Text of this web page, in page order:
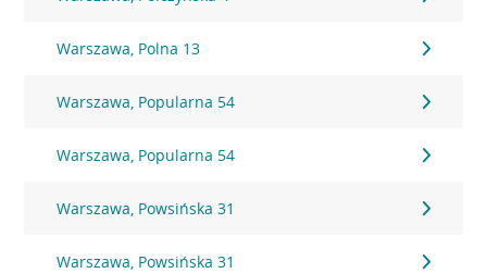
Warszawa, Polna 13
Warszawa, Popularna 54
Warszawa, Popularna 54
Warszawa, Powsińska 31
Warszawa, Powsińska 31